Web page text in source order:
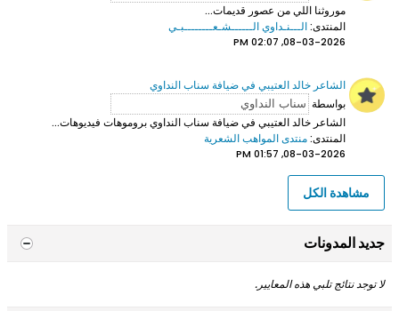
موروثنا اللي من عصور قديمات...
المنتدى:الـــنـداوي الــــــشـعــــــــبـي
08-03-2026, 02:07 PM
الشاعر خالد العتيبي في ضيافة سناب النداوي
بواسطة
الشاعر خالد العتيبي في ضيافة سناب النداوي بروموهات فيديوهات...
المنتدى:منتدى المواهب الشعرية
08-03-2026, 01:57 PM
مشاهدة الكل
جديد المدونات
لا توجد نتائج تلبي هذه المعايير.